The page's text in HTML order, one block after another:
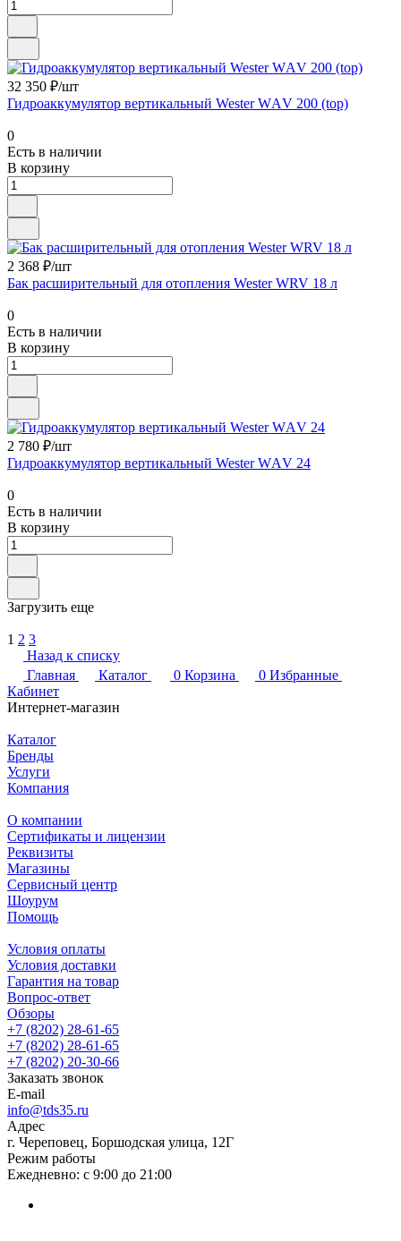
32 350 ₽/шт
Гидроаккумулятор вертикальный Wester WАV 200 (top)
0
Есть в наличии
В корзину
2 368 ₽/шт
Бак расширительный для отопления Wester WRV 18 л
0
Есть в наличии
В корзину
2 780 ₽/шт
Гидроаккумулятор вертикальный Wester WАV 24
0
Есть в наличии
В корзину
Загрузить еще
1 2 3
Назад к списку
Главная
Каталог 0 Корзина 0 Избранные
Кабинет
Интернет-магазин
Каталог
Бренды
Услуги
Компания
О компании
Сертификаты и лицензии
Реквизиты
Магазины
Сервисный центр
Шоурум
Помощь
Условия оплаты
Условия доставки
Гарантия на товар
Вопрос-ответ
Обзоры
+7 (8202) 28‑61-65
+7 (8202) 28‑61-65
+7 (8202) 20‑30-66
Заказать звонок
E-mail
info@tds35.ru
Адрес
г. Череповец, Боршодская улица, 12Г
Режим работы
Ежедневно: с 9:00 до 21:00